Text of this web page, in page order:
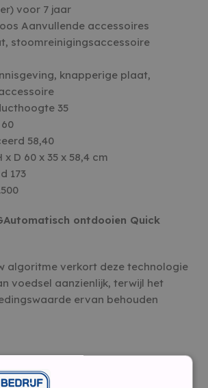
voor 7 jaar
Aanvullende accessoires
stoomreinigingsaccessoire
knapperige plaat,
35
58,40
D 60 x 35 x 58,4 cm
173
Automatisch ontdooien Quick
algoritme verkort deze technologie
voedsel aanzienlijk, terwijl het
ervan behouden
intuïtief koken